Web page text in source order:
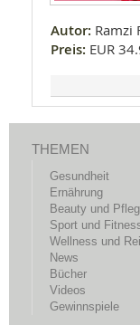
Autor: Ramzi
Preis: EUR
THEMEN
Gesundheit
Ernährung
Beauty und
Sport und
Wellness und
News
Bücher
Videos
Gewinnspiele